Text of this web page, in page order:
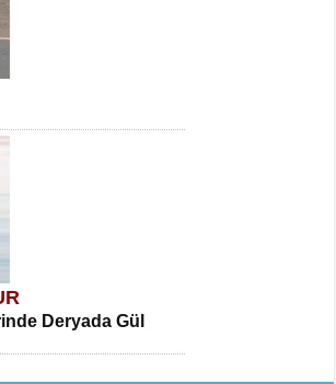
Deryada Gül